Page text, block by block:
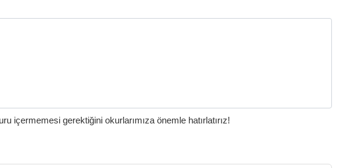
içermemesi gerektiğini okurlarımıza önemle hatırlatırız!